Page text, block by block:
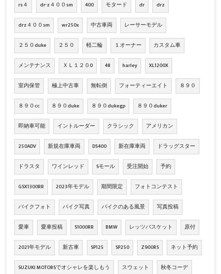
rs４ dr-z４００sm 400 モタード dr drz
drz４００sm wr250x 中古車両 レーサーモデル
２５０duke ２５０ 軽二輪 １オーナー カスタム車
メンテナンス ＸＬ１２０0 48 harley XL1200X
室内保管 極上中古車 無転倒 フォーティーエイト ８９０
８９０cc ８９０duke ８９０dukegp ８９０duker
即納車可能 イントルーダー クラシック アメリカン
250ADV 新規在庫車両 DS400 新在庫車両 ドラッグスター
ドラスタ ワインレッド Sモール 受注開始 予約
GSX1300RR 2023年モデル 期間限定 フォトコンテスト
バイクフォト バイク写真 バイクのある風景 写真投稿
愛車 愛車投稿 S1000RR BMW レッツバスケット 原付
2021年モデル 新古車 SP125 SP250 Z900RS ネット予約
SUZUKI MOTORSでオシャレを楽しもう スウェット 秋冬コーデ